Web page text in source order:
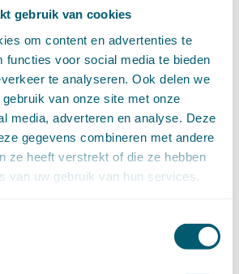
gebruik van cookies
om content en advertenties te
functies voor social media te bieden
te analyseren. Ook delen we
van onze site met onze
media, adverteren en analyse. Deze
gegevens combineren met andere
ze heeft verstrekt of die ze hebben
van uw gebruik van hun services.